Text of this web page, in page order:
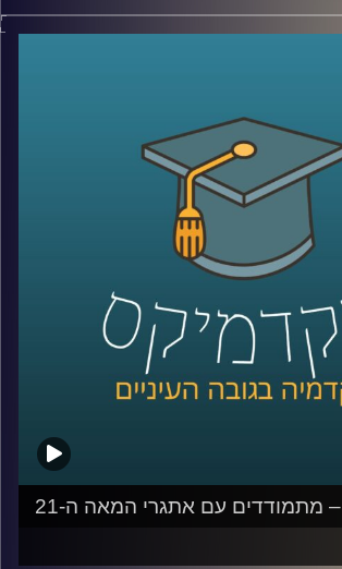
עם נעם למלשטריך-לטר לרגל צאת
בעידן הבינה המלאכותית? כיצד
צורכים מידע מעצב מחדש את
ולמה עדיף לשלוח רובוט
מדמם?
AudioVersity